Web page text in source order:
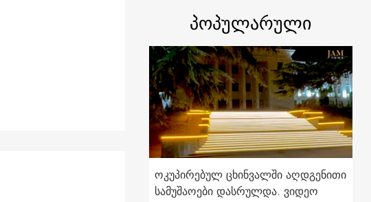
პოპულარული
ოკუპირებულ ცხინვალში აღდგენითი
სამუშაოები დასრულდა. ვიდეო